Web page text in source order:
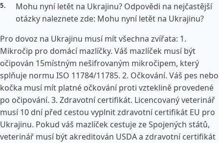
Mohu nyní letět na Ukrajinu? Odpovědi na nejčastější
otázky naleznete zde: Mohu nyní letět na Ukrajinu?
Pro dovoz na Ukrajinu musí mít všechna zvířata: 1.
Mikročip pro domácí mazlíčky. Váš mazlíček musí být
očipován 15místným nešifrovaným mikročipem, který
splňuje normu ISO 11784/11785. 2. Očkování. Váš pes nebo
kočka musí mít platné očkování proti vzteklině provedené
po očipování. 3. Zdravotní certifikát. Licencovaný veterinář
musí 10 dní před cestou vyplnit zdravotní certifikát EU pro
Ukrajinu. Pokud váš mazlíček cestuje ze Spojených států,
veterinář musí být akreditován USDA a zdravotní certifikát